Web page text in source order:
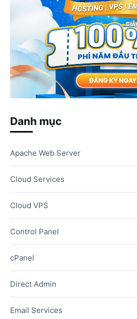
Danh mục
Apache Web Server
Cloud Services
Cloud VPS
Control Panel
cPanel
Direct Admin
Email Services